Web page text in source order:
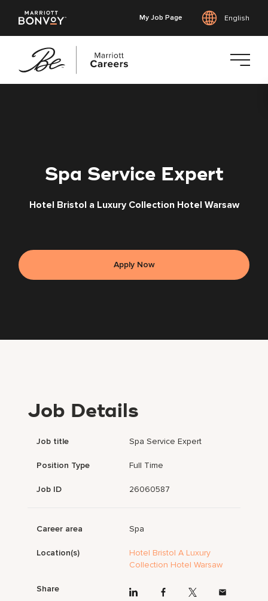
My Job Page English
Spa Service Expert
Hotel Bristol a Luxury Collection Hotel Warsaw
Apply Now
Job Details
Job title Spa Service Expert
Position Type Full Time
Job ID 26060587
Career area Spa
Location(s)
Hotel Bristol A Luxury
Collection Hotel Warsaw
Share